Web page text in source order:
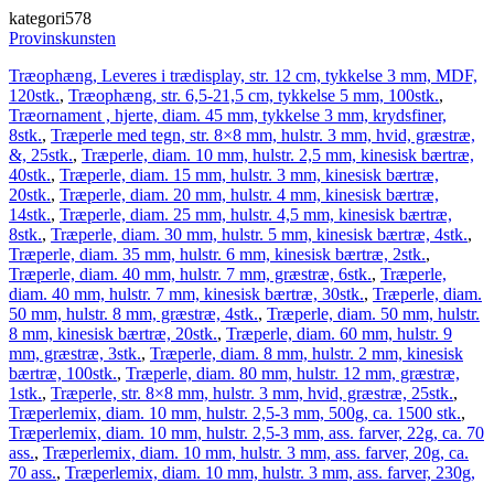
kategori578
Provinskunsten
Træophæng, Leveres i trædisplay, str. 12 cm, tykkelse 3 mm, MDF,
120stk., Træophæng, str. 6,5-21,5 cm, tykkelse 5 mm, 100stk.,
Træornament , hjerte, diam. 45 mm, tykkelse 3 mm, krydsfiner,
8stk., Træperle med tegn, str. 8×8 mm, hulstr. 3 mm, hvid, græstræ,
&, 25stk., Træperle, diam. 10 mm, hulstr. 2,5 mm, kinesisk bærtræ,
40stk., Træperle, diam. 15 mm, hulstr. 3 mm, kinesisk bærtræ,
20stk., Træperle, diam. 20 mm, hulstr. 4 mm, kinesisk bærtræ,
14stk., Træperle, diam. 25 mm, hulstr. 4,5 mm, kinesisk bærtræ,
8stk., Træperle, diam. 30 mm, hulstr. 5 mm, kinesisk bærtræ, 4stk.,
Træperle, diam. 35 mm, hulstr. 6 mm, kinesisk bærtræ, 2stk.,
Træperle, diam. 40 mm, hulstr. 7 mm, græstræ, 6stk., Træperle,
diam. 40 mm, hulstr. 7 mm, kinesisk bærtræ, 30stk., Træperle, diam.
50 mm, hulstr. 8 mm, græstræ, 4stk., Træperle, diam. 50 mm, hulstr.
8 mm, kinesisk bærtræ, 20stk., Træperle, diam. 60 mm, hulstr. 9
mm, græstræ, 3stk., Træperle, diam. 8 mm, hulstr. 2 mm, kinesisk
bærtræ, 100stk., Træperle, diam. 80 mm, hulstr. 12 mm, græstræ,
1stk., Træperle, str. 8×8 mm, hulstr. 3 mm, hvid, græstræ, 25stk.,
Træperlemix, diam. 10 mm, hulstr. 2,5-3 mm, 500g, ca. 1500 stk.,
Træperlemix, diam. 10 mm, hulstr. 2,5-3 mm, ass. farver, 22g, ca. 70
ass., Træperlemix, diam. 10 mm, hulstr. 3 mm, ass. farver, 20g, ca.
70 ass., Træperlemix, diam. 10 mm, hulstr. 3 mm, ass. farver, 230g,